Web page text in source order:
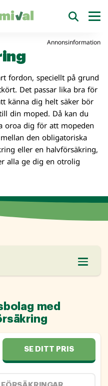
Annonsinformation
fordon, speciellt på grund
Det passar lika bra för
känna dig helt säker bör
din moped. Då kan du
oroa dig för att mopeden
den obligatoriska
eller en halvförsäkring,
alla ge dig en otrolig
med
SE DITT PRIS